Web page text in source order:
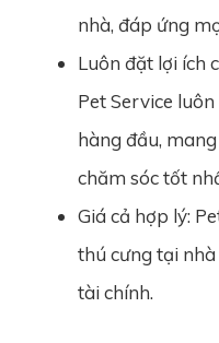
nhà, đáp ứng
Luôn đặt lợi ích
Pet Service
hàng đầu,
chăm sóc tốt
Giá cả hợp lý:
thú cưng tại
tài chính.